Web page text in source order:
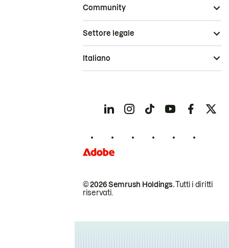
Community
© 2026 Semrush Holdings.Tutti i diritti
riservati.
Settore legale
Italiano